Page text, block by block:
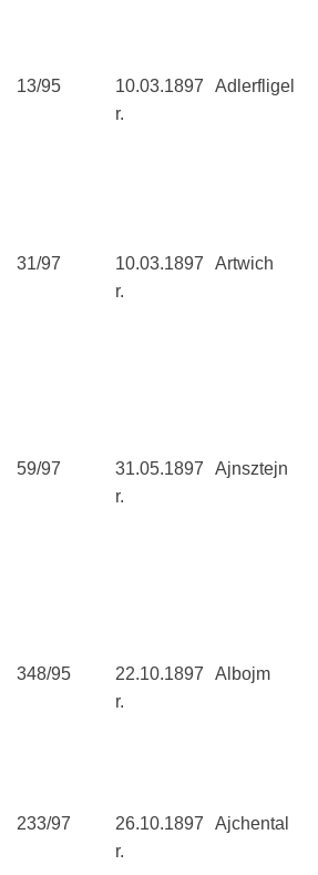
13/95
10.03.1897
r.
Adlerfligel
31/97
10.03.1897
r.
Artwich
59/97
31.05.1897
r.
Ajnsztejn
348/95
22.10.1897
r.
Albojm
233/97
26.10.1897
r.
Ajchental